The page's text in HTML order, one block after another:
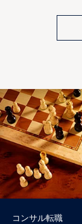
コンサル転職